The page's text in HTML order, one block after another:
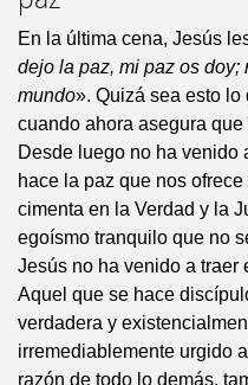
En la última cena, Jesús
dejo la paz, mi paz os
mundo». Quizá sea esto lo
cuando ahora asegura que
Desde luego no ha venido
hace la paz que nos
cimenta en la Verdad y la
egoísmo tranquilo que no
Jesús no ha venido a traer
Aquel que se hace
verdadera y
irremediablemente urgido
razón de todo lo demás,